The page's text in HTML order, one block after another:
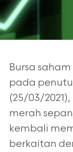
Bursa
pada
(25/03/
merah
kembali
berkaitan